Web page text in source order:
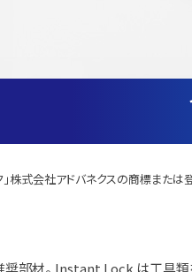
株式会社アドバネクスの商標または